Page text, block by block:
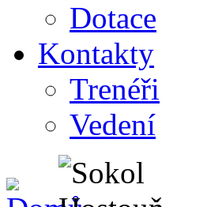
Dotace
Kontakty
Trenéři
Vedení